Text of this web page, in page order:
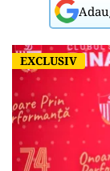
EXCLUSIV